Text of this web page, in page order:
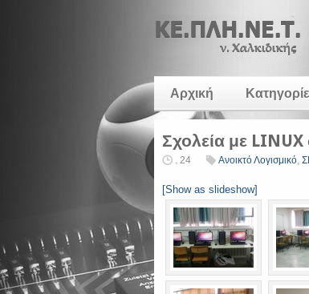
Αρχική
Σχολεία με LINUX
. 24 Ανοικτό Λογισμικό,
[Show as slideshow]